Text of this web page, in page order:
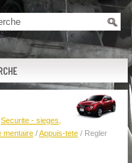
Securite - sieges,
mentaire /Appuis-tete / Regler